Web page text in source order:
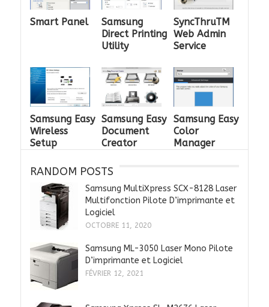
Smart Panel
Samsung
Direct Printing
Utility
SyncThruTM
Web Admin
Service
Samsung Easy
Wireless
Setup
Samsung Easy
Document
Creator
Samsung Easy
Color
Manager
RANDOM POSTS
Samsung MultiXpress SCX-8128 Laser
Multifonction Pilote D’imprimante et
Logiciel
OCTOBRE 11, 2020
Samsung ML-3050 Laser Mono Pilote
D’imprimante et Logiciel
FÉVRIER 12, 2021